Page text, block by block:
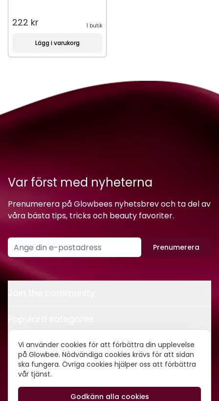
Vi använder cookies för att förbättra din upplevelse
på Glowbee. Nödvändiga cookies krävs för att sidan
ska fungera. Övriga cookies hjälper oss att förbättra
vår tjänst.
Godkänn alla cookies
222 kr 1 butik
Lägg i varukorg
Var först med nyheterna
Prenumerera på Glowbees nyhetsbrev och ta del av
våra bästa tips, tricks och beauty favoriter.
Prenumerera
Kontakt
Om oss